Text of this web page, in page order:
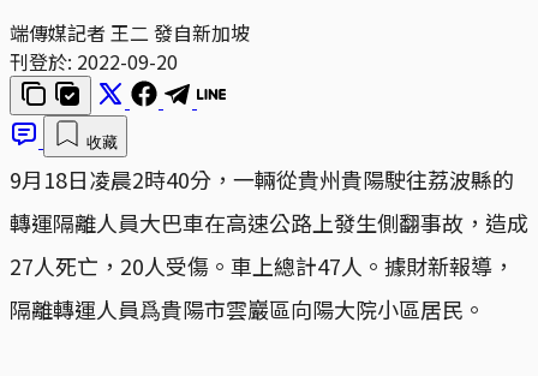
端傳媒記者 王二 發自新加坡
刊登於: 2022-09-20
收藏
9月18日凌晨2時40分，一輛從貴州貴陽駛往荔波縣的
轉運隔離人員大巴車在高速公路上發生側翻事故，造成
27人死亡，20人受傷。車上總計47人。據財新報導，
隔離轉運人員爲貴陽市雲巖區向陽大院小區居民。